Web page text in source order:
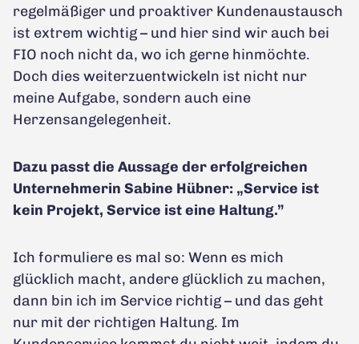
regelmäßiger und proaktiver Kundenaustausch
ist extrem wichtig – und hier sind wir auch bei
FIO noch nicht da, wo ich gerne hinmöchte.
Doch dies weiterzuentwickeln ist nicht nur
meine Aufgabe, sondern auch eine
Herzensangelegenheit.
Dazu passt die Aussage der erfolgreichen
Unternehmerin Sabine Hübner: „Service ist
kein Projekt, Service ist eine Haltung.”
Ich formuliere es mal so: Wenn es mich
glücklich macht, andere glücklich zu machen,
dann bin ich im Service richtig – und das geht
nur mit der richtigen Haltung. Im